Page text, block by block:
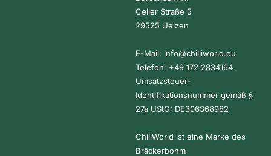
Celler Straße 5
29525 Uelzen
E-Mail: info@chilliworld.eu
Telefon: +49 172 2834164
Umsatzsteuer-
Identifikationsnummer gemäß §
27a UStG: DE306368982
ChiliWorld ist eine Marke des
Bräckerbohm